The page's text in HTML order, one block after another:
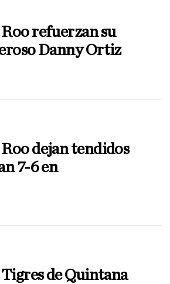
refuerzan su
Danny Ortiz
dejan tendidos
7-6 en
de Quintana